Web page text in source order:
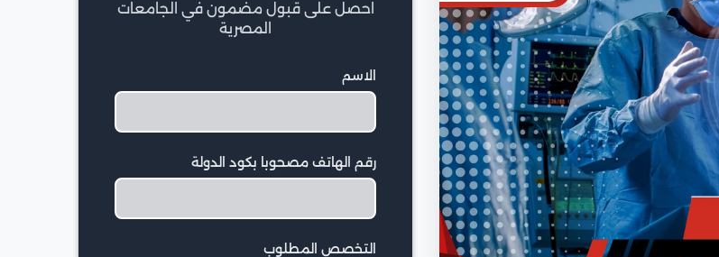
احصل على قبول مضمون في الجامعات
المصرية
الاسم
رقم الهاتف مصحوبا بكود الدولة
التخصص المطلوب